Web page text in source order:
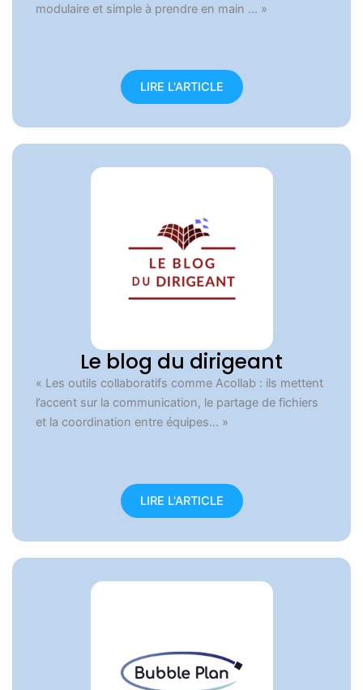
modulaire et simple à prendre en main … »
LIRE L'ARTICLE
Le blog du dirigeant
« Les outils collaboratifs comme Acollab : ils mettent
l’accent sur la communication, le partage de fichiers
et la coordination entre équipes… »
LIRE L'ARTICLE